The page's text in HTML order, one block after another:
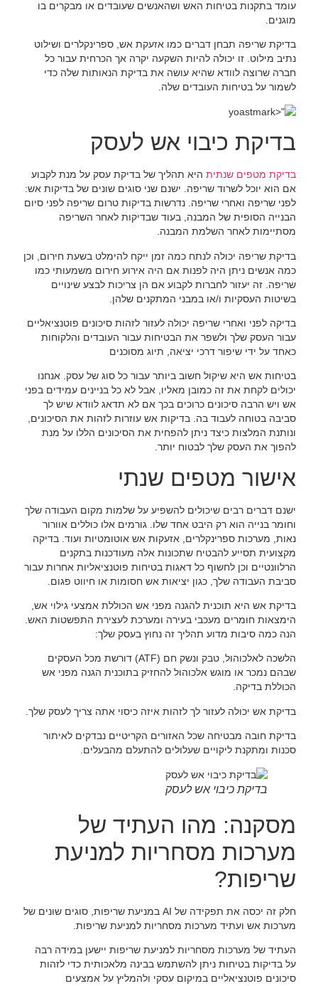
עומד בתקנות בטיחות האש ושהאנשים שעובדים או מבקרים בו
מוגנים.
בדיקת שריפה תבחן דברים כמו אזעקת אש, ספרינקלרים ושילוט
נתיב מילוט. זו יכולה להיות השקעה יקרה אך הכרחית עבור כל
חברה שרוצה לוודא שהיא עושה את בדיקת הנאותות שלה כדי
לשמור על בטיחות העובדים שלה.
בדיקת כיבוי אש לעסק
בדיקת מטפים שנתית היא תהליך של בדיקת עסק על מנת לקבוע
אם הוא יוכל לשרוד שריפה. ישנם שני סוגים שונים של בדיקות אש:
לפני שריפה ואחרי שריפה. נדרשות בדיקות טרום שריפה לפני סיום
הבנייה הסופית של המבנה, בעוד שבדיקות לאחר השריפה
מסתיימות לאחר השלמת המבנה.
בדיקת שריפה יכולה לנתח כמה זמן ייקח להימלט בשעת חירום, וכן
כמה אנשים ניתן היה לפנות אם היה אירוע חירום משמעותי כמו
שריפה. זה יעזור לחברות לקבוע אם הן צריכות לבצע שינויים
בשיטות העסקיות ו/או במבני המתקנים שלהן.
בדיקה לפני ואחרי שריפה יכולה לעזור לזהות סיכונים פוטנציאליים
עבור העסק שלך ולשפר את הבטיחות עבור העובדים והלקוחות
כאחד על ידי שיפור דרכי יציאה, תיוג מסוכנים
בטיחות אש היא שיקול חשוב ביותר עבור כל סוג של עסק. אנחנו
יכולים לקחת את זה כמובן מאליו, אבל לא כל בניינים עמידים בפני
אש ויש הרבה סיכונים כרוכים בכך אם לא תדאג לוודא שיש לך
סביבה בטוחה לעבוד בה. בדיקות אש עוזרות לזהות את הסיכונים,
ונותנת המלצות כיצד ניתן להפחית את הסיכונים הללו על מנת
להפוך את העסק שלך לבטוח יותר.
אישור מטפים שנתי
ישנם דברים רבים שיכולים להשפיע על שלמות מקום העבודה שלך
וחומר בנייה הוא רק היבט אחד שלו. גורמים אלו כוללים אוורור
נאות, מערכות ספרינקלרים, אזעקות אש אוטומטיות ועוד. בדיקה
מקצועית תסייע להבטיח שתכונות אלה מעודכנות בתקנים
הרלוונטיים וכן לחשוף כל דאגות בטיחות פוטנציאליות אחרות עבור
סביבת העבודה שלך, כגון יציאות אש חסומות או חיווט פגום.
בדיקת אש היא תוכנית להגנה מפני אש הכוללת אמצעי גילוי אש,
הימצאות חומרים מעכבי בעירה ומערכת לעצירת התפשטות האש.
הנה כמה סיבות מדוע תהליך זה נחוץ בעסק שלך:
הלשכה לאלכוהול, טבק ונשק חם (ATF) דורשת מכל העסקים
שבהם נמכר או מוגש אלכוהול להחזיק בתוכנית הגנה מפני אש
הכוללת בדיקה.
בדיקת אש יכולה לעזור לך לזהות איזה כיסוי אתה צריך לעסק שלך.
בדיקת חובה מבטיחה שכל האזורים הקריטיים נבדקים לאיתור
סכנות ומתקנת ליקויים שעלולים להתעלם מהבעלים.
בדיקת כיבוי אש לעסק
מסקנה: מהו העתיד של
מערכות מסחריות למניעת
שריפות?
חלק זה יכסה את תפקידה של AI במניעת שריפות, סוגים שונים של
מערכות אש ועתיד מערכות מסחריות למניעת שריפות.
העתיד של מערכות מסחריות למניעת שריפות יישען במידה רבה
על בדיקות בטיחות ניתן להשתמש בבינה מלאכותית כדי לזהות
סיכונים פוטנציאליים במיקום עסקי ולהמליץ על אמצעים